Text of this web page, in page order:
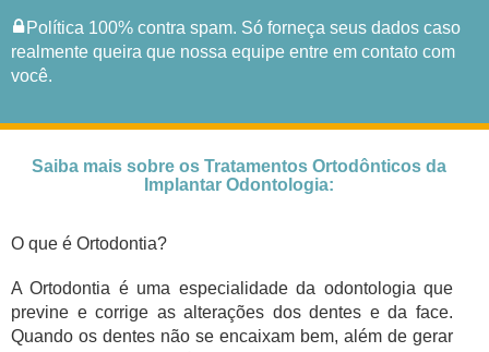
Política 100% contra spam. Só forneça seus dados caso
realmente queira que nossa equipe entre em contato com
você.
Saiba mais sobre os Tratamentos Ortodônticos da
Implantar Odontologia:
O que é Ortodontia?
A Ortodontia é uma especialidade da odontologia que
previne e corrige as alterações dos dentes e da face.
Quando os dentes não se encaixam bem, além de gerar